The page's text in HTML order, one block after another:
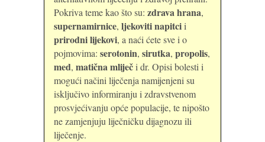
Pokriva teme kao što su: zdrava hrana,
supernamirnice, ljekoviti napitcii
prirodni lijekovi, a naći ćete sve i o
pojmovima: serotonin, sirutka, propolis,
med, matična mliječi dr. Opisi bolesti i
mogući načini liječenja namijenjeni su
isključivo informiranju i zdravstvenom
prosvjećivanju opće populacije, te nipošto
ne zamjenjuju liječničku dijagnozu ili
liječenje.